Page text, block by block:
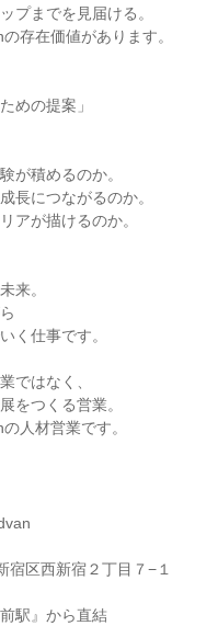
プまでを見届ける。
存在価値があります。
めの提案」
が積めるのか。
長につながるのか。
アが描けるのか。
来。
く仕事です。
ではなく、
をつくる営業。
人材営業です。
宿区西新宿２丁目７−１
駅』から直結